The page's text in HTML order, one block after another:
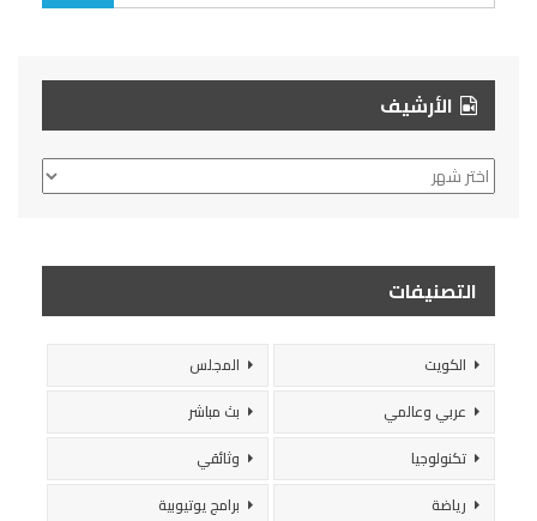
الأرشيف
الأرشيف
التصنيفات
الكويت
المجلس
عربي وعالمي
بث مباشر
تكنولوجيا
وثائقي
رياضة
برامج يوتيوبية